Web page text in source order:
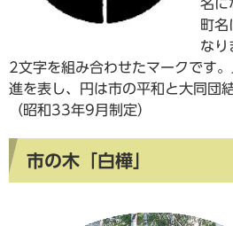
名に
町名
なり
2文字を組み合わせたマークです
進を表し、円は市の平和と大同団
（昭和33年9月制定）
市の木「白樺」